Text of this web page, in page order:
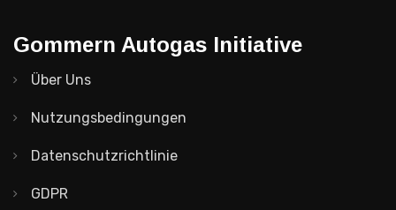
Gommern Autogas Initiative
Über Uns
Nutzungsbedingungen
Datenschutzrichtlinie
GDPR